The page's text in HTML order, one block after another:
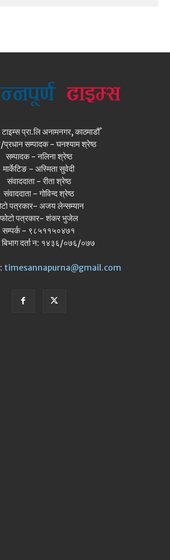
प्रा.लि अनामनगर, काठमाडौँ
प्रधान सम्पादक - घनश्याम श्रेष्ठ
सम्पादक - नलिना श्रेष्ठ
मार्केटिङ - अस्मिता सुवेदी
संवाददाता - रीता श्रेष्ठ
संवाददाता - गोविन्द श्रेष्ठ
पत्रकार- अजय लेन्सम्यान
फोटो पत्रकार- शंकर भुजेल
सम्पर्क - ९८५११५०४७१
दर्ता न: १४३६/०७६/०७७
timesannapurna@gmail.com